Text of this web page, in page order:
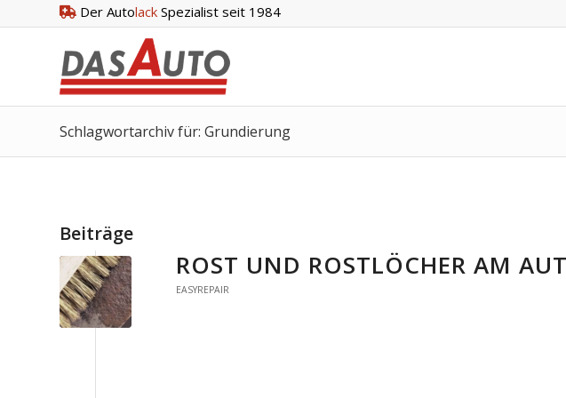
Der Autolack Spezialist seit 1984
Schlagwortarchiv für: Grundierung
Beiträge
ROST UND ROSTLÖCHER AM
EASYREPAIR